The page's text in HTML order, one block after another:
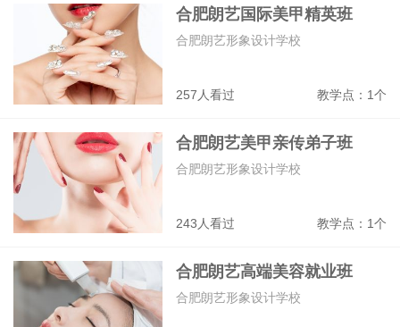
合肥朗艺国际美甲精英班
257人看过 教学点：1个
合肥朗艺形象设计学校
合肥朗艺美甲亲传弟子班
243人看过 教学点：1个
合肥朗艺形象设计学校
合肥朗艺高端美容就业班
合肥朗艺形象设计学校